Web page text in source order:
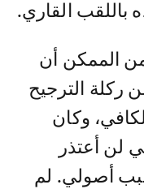
باللقب القاري.
الممكن أن
ركلة الترجيح
وكان
لن أعتذر
أصولي. لم